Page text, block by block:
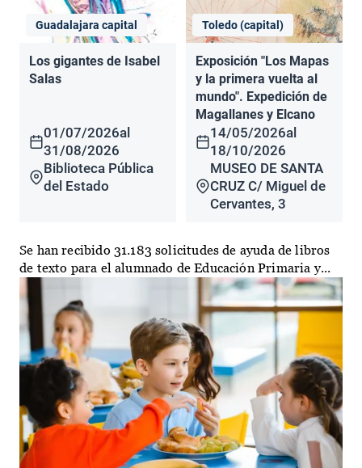
Guadalajara capital
Los gigantes de Isabel
Salas
01/07/2026al
31/08/2026
Biblioteca Pública
del Estado
Toledo (capital)
Exposición "Los Mapas
y la primera vuelta al
mundo". Expedición de
Magallanes y Elcano
14/05/2026al
18/10/2026
MUSEO DE SANTA
CRUZ C/ Miguel de
Cervantes, 3
Se han recibido 31.183 solicitudes de ayuda de libros
de texto para el alumnado de Educación Primaria y...